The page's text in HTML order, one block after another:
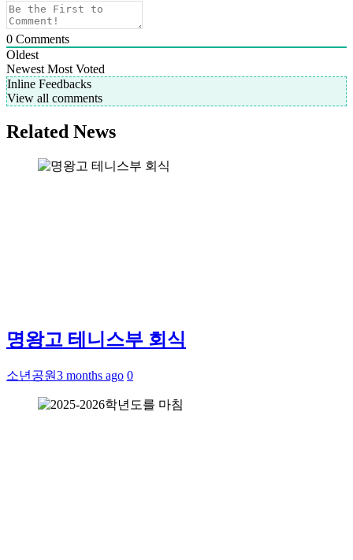
0 Comments
Oldest
Newest Most Voted
Inline Feedbacks
View all comments
Related News
명왕고 테니스부 회식
소년공원3 months ago 0